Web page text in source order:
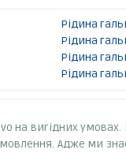
Рідина
Рідина
Рідина
Рідина
на вигідних
Адже ми